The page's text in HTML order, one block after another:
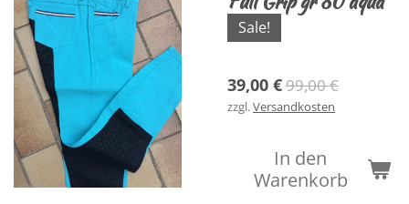
Sale!
39,00 €99,00 €
zzgl.Versandkosten
In den
Warenkorb